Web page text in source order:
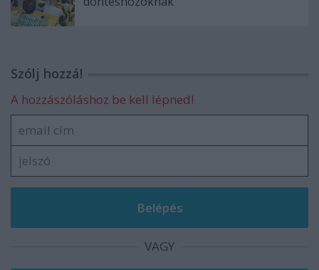
Szólj hozzá!
A hozzászóláshoz be kell lépned!
VAGY